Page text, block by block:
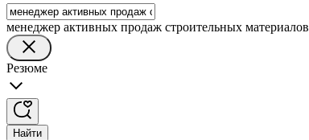
менеджер активных продаж строительных материалов
Резюме
Найти